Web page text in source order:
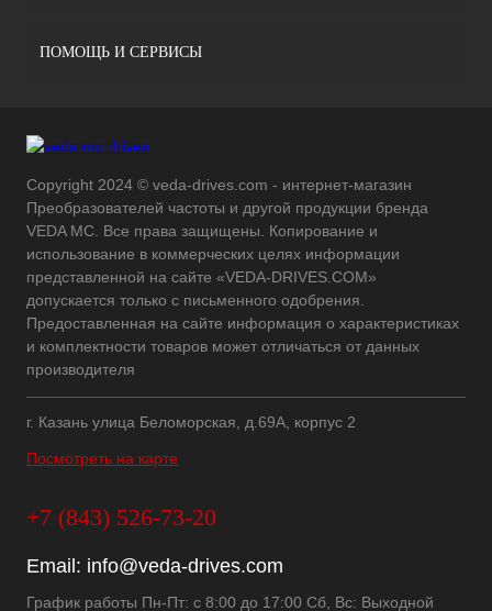
ПОМОЩЬ И СЕРВИСЫ
Copyright 2024 © veda-drives.com - интернет-магазин
Преобразователей частоты и другой продукции бренда
VEDA MC. Все права защищены. Копирование и
использование в коммерческих целях информации
представленной на сайте «VEDA-DRIVES.COM»
допускается только с письменного одобрения.
Предоставленная на сайте информация о характеристиках
и комплектности товаров может отличаться от данных
производителя
г. Казань улица Беломорская, д.69А, корпус 2
Посмотреть на карте
+7 (843) 526-73-20
Email: info@veda-drives.com
График работы Пн-Пт: с 8:00 до 17:00 Сб, Вс: Выходной